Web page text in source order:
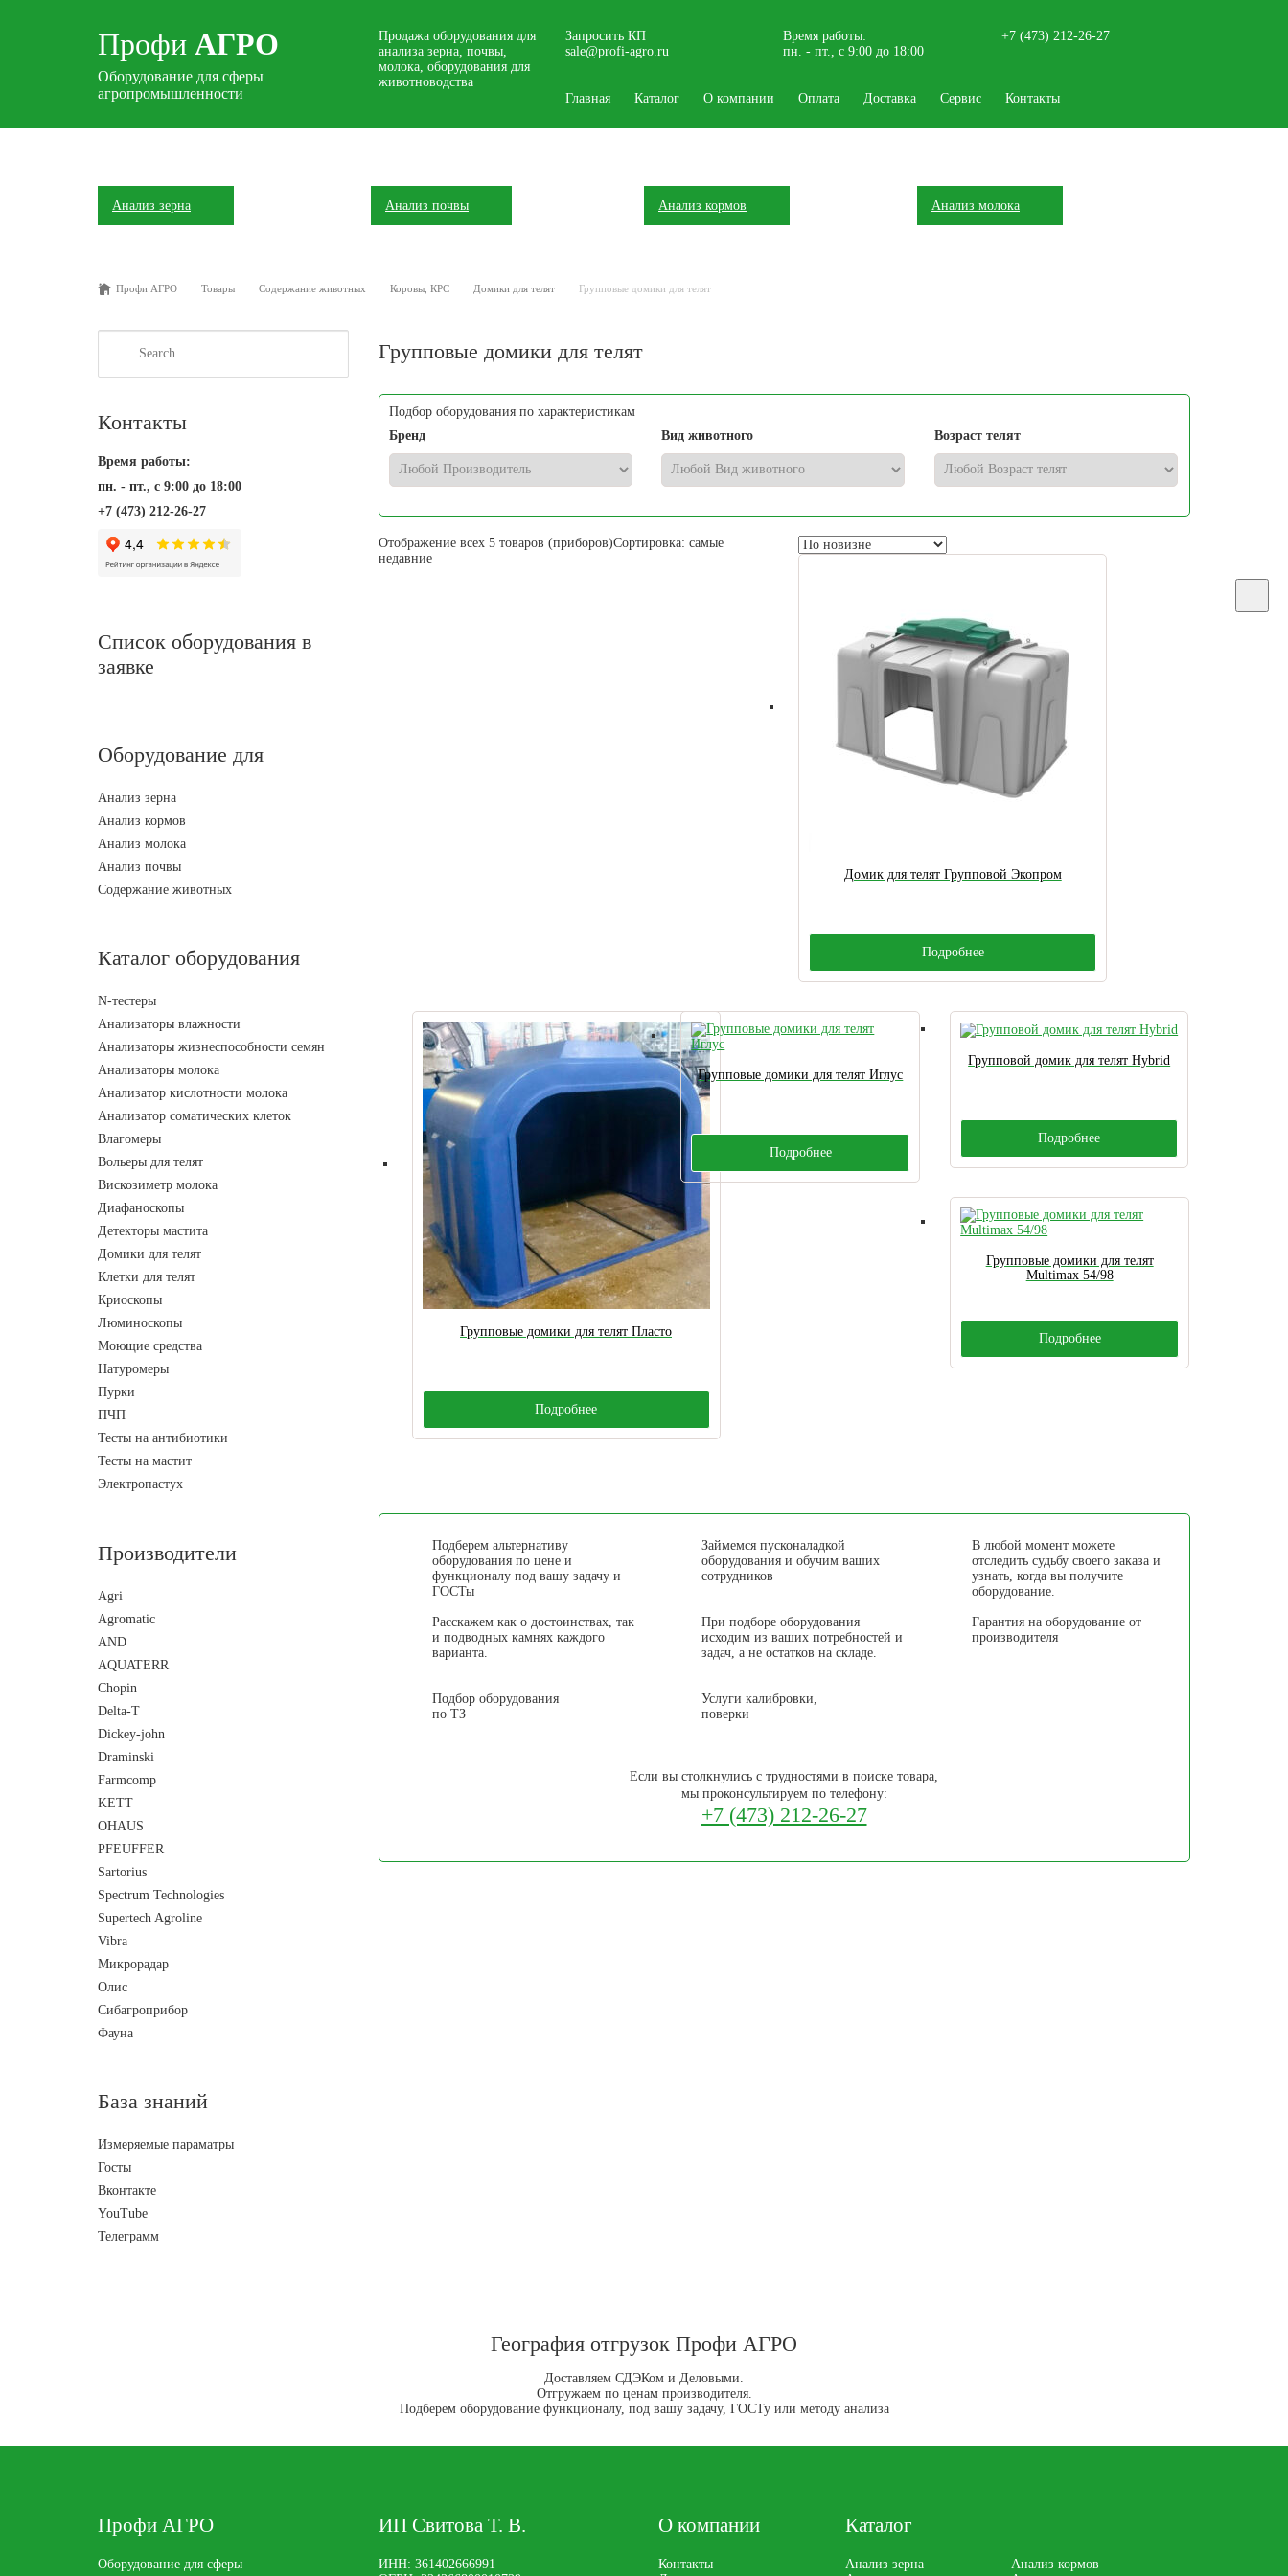
Профи АГРО
Оборудование для сферы
агропромышленности
Продажа оборудования для
анализа зерна, почвы,
молока, оборудования для
животноводства
Запросить КП
sale@profi-agro.ru
Время работы:
пн. - пт., с 9:00 до 18:00
+7 (473) 212-26-27
Главная Каталог О компании Оплата Доставка Сервис Контакты
Анализ зерна Анализ почвы Анализ кормов Анализ молока
Профи АГРО Товары Содержание животных Коровы, КРС Домики для телят Групповые домики для телят
Групповые домики для телят
Подбор оборудования по характеристикам
Бренд
Вид животного Возраст телят
Отображение всех 5 товаров (приборов)Сортировка: самые
недавние
Домик для телят Групповой Экопром
Подробнее
Групповые домики для телят Пласто
Подробнее
Групповые домики для телят Иглус
Подробнее
Групповой домик для телят Hybrid
Подробнее
Групповые домики для телят
Multimax 54/98
Подробнее
Подберем альтернативу
оборудования по цене и
функционалу под вашу задачу и
ГОСТы
Займемся пусконаладкой
оборудования и обучим ваших
сотрудников
В любой момент можете
отследить судьбу своего заказа и
узнать, когда вы получите
оборудование.
Расскажем как о достоинствах, так
и подводных камнях каждого
варианта.
При подборе оборудования
исходим из ваших потребностей и
задач, а не остатков на складе.
Гарантия на оборудование от
производителя
Подбор оборудования
по ТЗ
Услуги калибровки,
поверки
Если вы столкнулись с трудностями в поиске товара,
мы проконсультируем по телефону:
+7 (473) 212-26-27
Search
Контакты
Время работы:
пн. - пт., с 9:00 до 18:00
+7 (473) 212-26-27
Список оборудования в
заявке
Оборудование для
Анализ зерна
Анализ кормов
Анализ молока
Анализ почвы
Содержание животных
Каталог оборудования
N-тестеры
Анализаторы влажности
Анализаторы жизнеспособности семян
Анализаторы молока
Анализатор кислотности молока
Анализатор соматических клеток
Влагомеры
Вольеры для телят
Вискозиметр молока
Диафаноскопы
Детекторы мастита
Домики для телят
Клетки для телят
Криоскопы
Люминоскопы
Моющие средства
Натуромеры
Пурки
ПЧП
Тесты на антибиотики
Тесты на мастит
Электропастух
Производители
Agri
Agromatic
AND
AQUATERR
Chopin
Delta-T
Dickey-john
Draminski
Farmcomp
KETT
OHAUS
PFEUFFER
Sartorius
Spectrum Technologies
Supertech Agroline
Vibra
Микрорадар
Олис
Сибагроприбор
Фауна
База знаний
Измеряемые параматры
Госты
Вконтакте
YouTube
Телеграмм
География отгрузок Профи АГРО
Доставляем СДЭКом и Деловыми.
Отгружаем по ценам производителя.
Подберем оборудование функционалу, под вашу задачу, ГОСТу или методу анализа
Профи АГРО
Оборудование для сферы
ИП Свитова Т. В.
ИНН: 361402666991
О компании
Контакты
Каталог
Анализ зерна
Анализ кормов